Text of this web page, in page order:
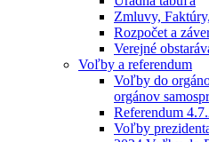
Zmluvy,
Rozpočet a
Verejné
Voľby a referendum
Voľby do
orgánov
Referendum
Voľby